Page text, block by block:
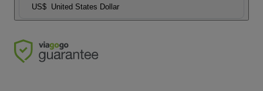
US$ United States Dollar